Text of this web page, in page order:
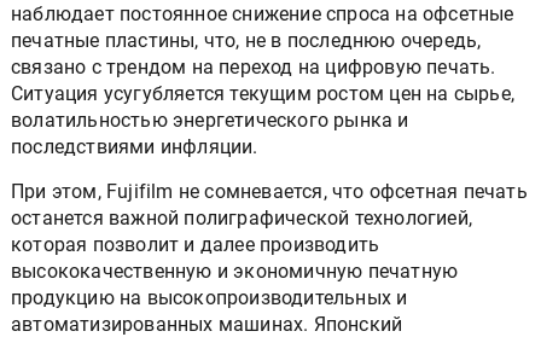
наблюдает постоянное снижение спроса на офсетные
печатные пластины, что, не в последнюю очередь,
связано с трендом на переход на цифровую печать.
Ситуация усугубляется текущим ростом цен на сырье,
волатильностью энергетического рынка и
последствиями инфляции.
При этом, Fujifilm не сомневается, что офсетная печать
останется важной полиграфической технологией,
которая позволит и далее производить
высококачественную и экономичную печатную
продукцию на высокопроизводительных и
автоматизированных машинах. Японский